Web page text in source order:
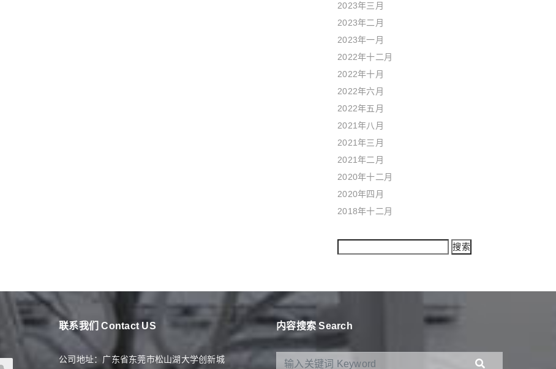
2023年三月
2023年二月
2023年一月
2022年十二月
2022年十月
2022年六月
2022年五月
2021年八月
2021年三月
2021年二月
2020年十二月
2020年四月
2018年十二月
联系我们 Contact US
公司地址：广东省东莞市松山湖大学创新城
内容搜索 Search